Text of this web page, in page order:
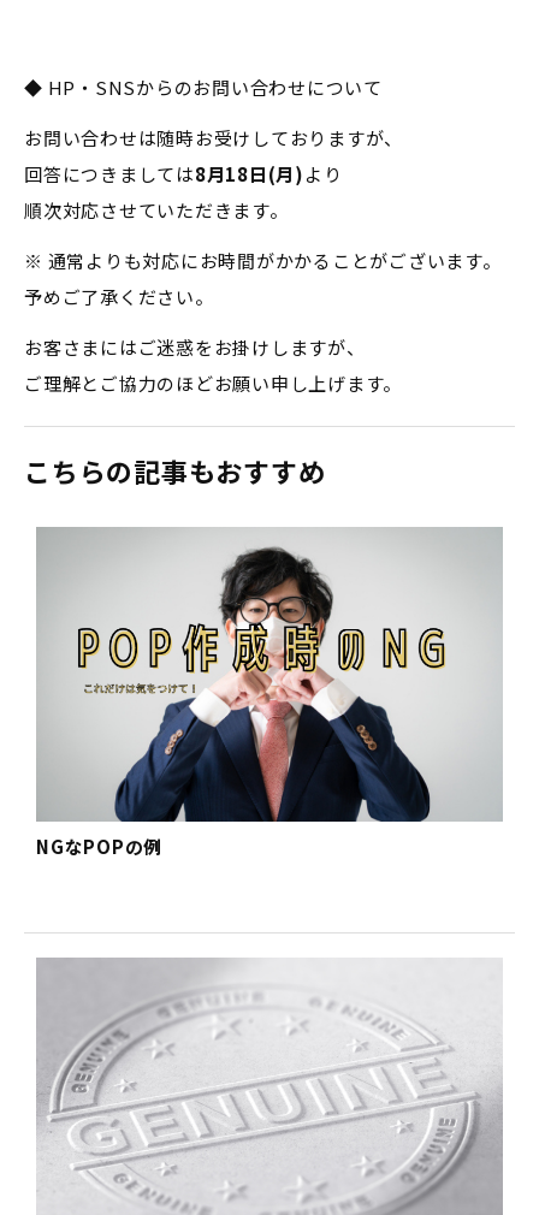
◆ HP・SNSからのお問い合わせについて
お問い合わせは随時お受けしておりますが、
回答につきましては8月18日(月)より
順次対応させていただきます。
※ 通常よりも対応にお時間がかかることがございます。
予めご了承ください。
お客さまにはご迷惑をお掛けしますが、
ご理解とご協力のほどお願い申し上げます。
こちらの記事もおすすめ
NGなPOPの例